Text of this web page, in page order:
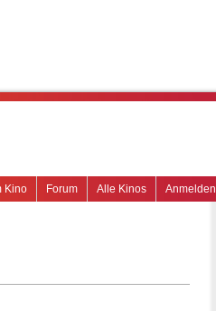
Anmelden
Alle Kinos
Forum
Kino